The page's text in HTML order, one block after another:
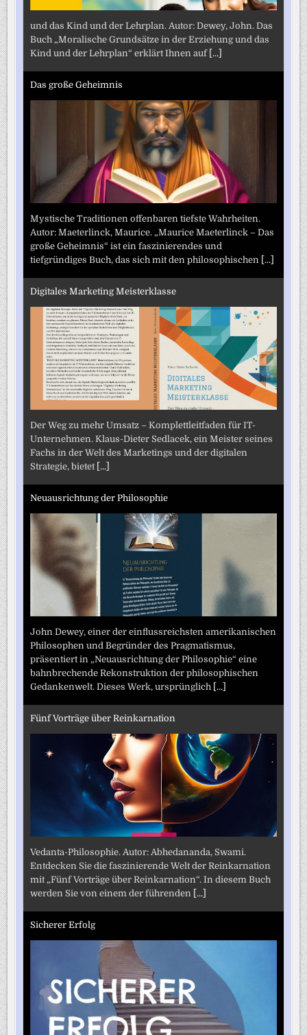
und das Kind und der Lehrplan. Autor: Dewey, John. Das
Buch „Moralische Grundsätze in der Erziehung und das
Kind und der Lehrplan“ erklärt Ihnen auf [...]
Das große Geheimnis
Mystische Traditionen offenbaren tiefste Wahrheiten.
Autor: Maeterlinck, Maurice. „Maurice Maeterlinck – Das
große Geheimnis“ ist ein faszinierendes und
tiefgründiges Buch, das sich mit den philosophischen [...]
Digitales Marketing Meisterklasse
Der Weg zu mehr Umsatz – Komplettleitfaden für IT-
Unternehmen. Klaus-Dieter Sedlacek, ein Meister seines
Fachs in der Welt des Marketings und der digitalen
Strategie, bietet [...]
Neuausrichtung der Philosophie
John Dewey, einer der einflussreichsten amerikanischen
Philosophen und Begründer des Pragmatismus,
präsentiert in „Neuausrichtung der Philosophie“ eine
bahnbrechende Rekonstruktion der philosophischen
Gedankenwelt. Dieses Werk, ursprünglich [...]
Fünf Vorträge über Reinkarnation
Vedanta-Philosophie. Autor: Abhedananda, Swami.
Entdecken Sie die faszinierende Welt der Reinkarnation
mit „Fünf Vorträge über Reinkarnation“. In diesem Buch
werden Sie von einem der führenden [...]
Sicherer Erfolg